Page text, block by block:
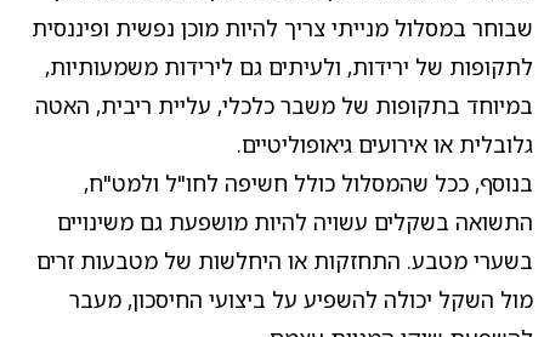
שבוחר במסלול מנייתי צריך להיות מוכן נפשית ופיננסית
לתקופות של ירידות, ולעיתים גם לירידות משמעותיות,
במיוחד בתקופות של משבר כלכלי, עליית ריבית, האטה
גלובלית או אירועים גיאופוליטיים.
בנוסף, ככל שהמסלול כולל חשיפה לחו"ל ולמט"ח,
התשואה בשקלים עשויה להיות מושפעת גם משינויים
בשערי מטבע. התחזקות או היחלשות של מטבעות זרים
מול השקל יכולה להשפיע על ביצועי החיסכון, מעבר